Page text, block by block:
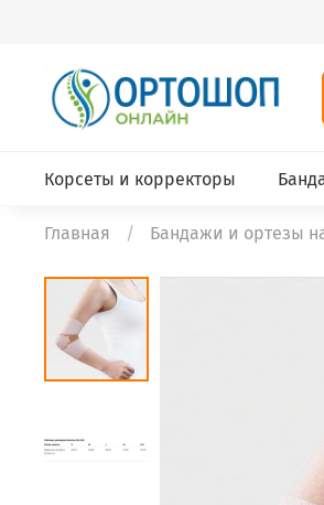
Корсеты и корректоры
Главная Бандажи и ортезы